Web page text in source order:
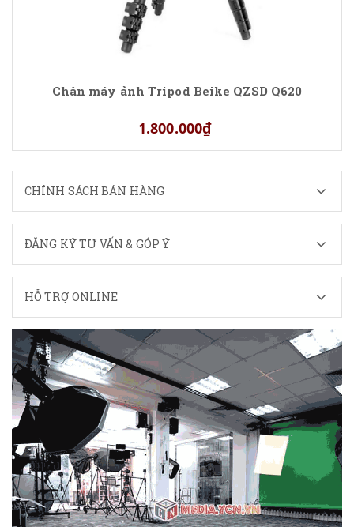
Chân máy ảnh Tripod Beike QZSD Q620
1.800.000₫
CHÍNH SÁCH BÁN HÀNG
ĐĂNG KÝ TƯ VẤN & GÓP Ý
HỖ TRỢ ONLINE